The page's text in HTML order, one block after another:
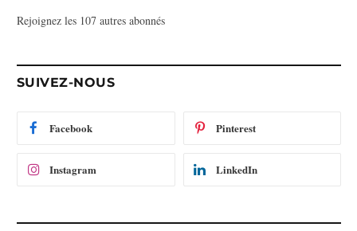
s
-
m
Rejoignez les 107 autres abonnés
SUIVEZ-NOUS
Facebook Pinterest
Instagram LinkedIn